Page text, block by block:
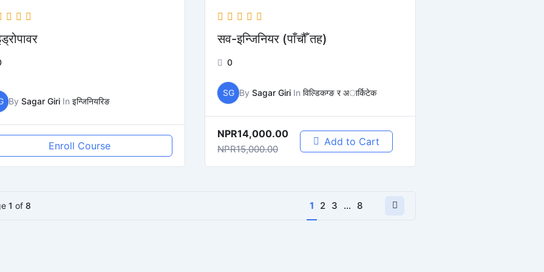
By Sagar Giri In इन्जिनियरिङ
Enroll Course
सव-इन्जिनियर (पाँचौँ तह)
0
SG By Sagar Giri In विल्डिकग्ङ र अार्किटेक
NPR14,000.00
NPR15,000.00
Add to Cart
1 of 8 1 2 3 … 8
Next